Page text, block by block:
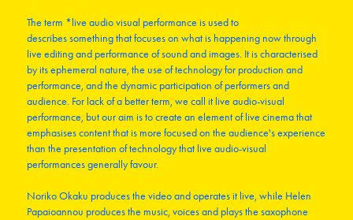
The term *live audio visual performance is used to
describes something that focuses on what is happening now through
live editing and performance of sound and images. It is characterised
by its ephemeral nature, the use of technology for production and
performance, and the dynamic participation of performers and
audience. For lack of a better term, we call it live audio-visual
performance, but our aim is to create an element of live cinema that
emphasises content that is more focused on the audience's experience
than the presentation of technology that live audio-visual
performances generally favour.
Noriko Okaku produces the video and operates it live, while Helen
Papaioannou produces the music, voices and plays the saxophone